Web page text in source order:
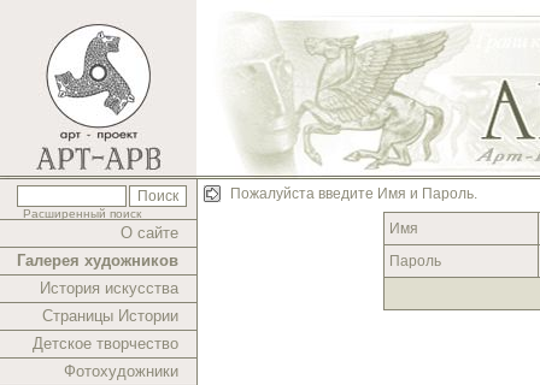
Расширенный поиск
О сайте
Галерея художников
История искусства
Страницы Истории
Детское творчество
Фотохудожники
Пожалуйста введите Имя и Пароль.
Имя
Пароль